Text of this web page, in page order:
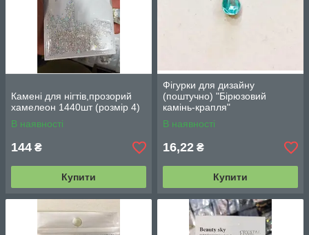
Камені для нігтів,прозорий
хамелеон 1440шт (розмір 4)
В наявності
144 ₴
Купити
Фігурки для дизайну
(поштучно) "Бірюзовий
камінь-крапля"
В наявності
16,22 ₴
Купити